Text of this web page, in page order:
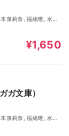
奥野香耶
¥1,650
ガ文庫）